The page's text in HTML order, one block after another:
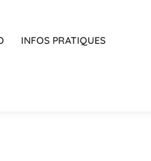
INFOS PRATIQUES